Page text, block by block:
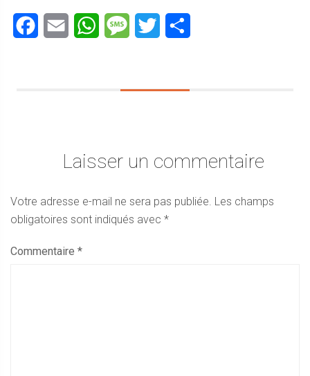
Facebook
Email WhatsAppMessageTwitter
Laisser un commentaire
Votre adresse e-mail ne sera pas publiée. Les champs
obligatoires sont indiqués avec *
Commentaire *